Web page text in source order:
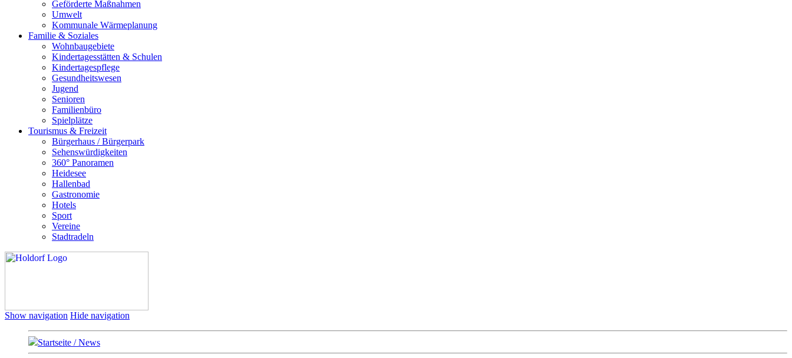
Geförderte Maßnahmen
Umwelt
Kommunale Wärmeplanung
Familie & Soziales
Wohnbaugebiete
Kindertagesstätten & Schulen
Kindertagespflege
Gesundheitswesen
Jugend
Senioren
Familienbüro
Spielplätze
Tourismus & Freizeit
Bürgerhaus / Bürgerpark
Sehenswürdigkeiten
360° Panoramen
Heidesee
Hallenbad
Gastronomie
Hotels
Sport
Vereine
Stadtradeln
Show navigation Hide navigation
Startseite / News